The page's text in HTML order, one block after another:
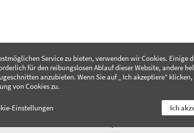
Service zu bieten, verwenden wir Cookies. Einige
für den reibungslosen Ablauf dieser Website, andere
anzubieten. Wenn Sie auf „ Ich akzeptiere“
von Cookies zu.
Einstellungen Ich